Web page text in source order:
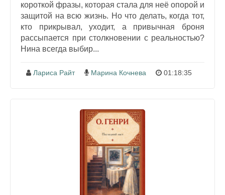
короткой фразы, которая стала для неё опорой и
защитой на всю жизнь. Но что делать, когда тот,
кто прикрывал, уходит, а привычная броня
рассыпается при столкновении с реальностью?
Нина всегда выбир...
Лариса Райт Марина Кочнева 01:18:35